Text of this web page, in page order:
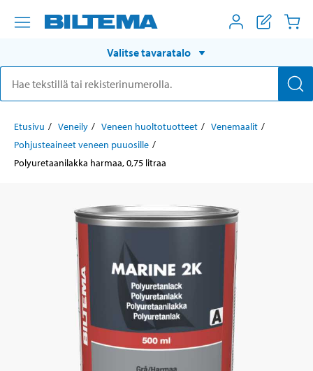
Valitse tavaratalo
Etusivu Veneily Veneen huoltotuotteet
Venemaalit
Pohjusteaineet veneen puuosille
Polyuretaanilakka harmaa, 0,75 litraa